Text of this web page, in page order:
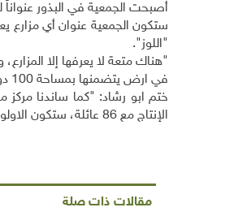
أصبحت الجمعية في البذور
ستكون الجمعية عنوان أي مزارع
"اللوز".
"هناك متعة لا يعرفها إلا
في ارض يتضمنها بمساحة 100 دونم ويزرعها باللوز والزيتون والبرسيم.
ختم ابو رشاد: "كما ساندنا مركز
الإنتاج مع 86 عائلة، ستكون الاولوية للعائلات الثلاثين الأكثر فقراً".
مقالات ذات صلة